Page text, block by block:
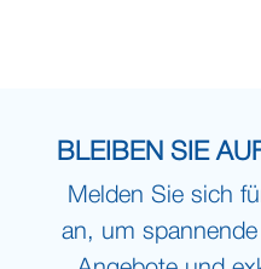
BLEIBEN SIE
Melden Sie sich
an, um